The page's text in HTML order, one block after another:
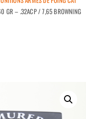
GR – .32ACP / 7,65 BROWNING